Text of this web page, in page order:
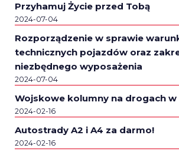
Przyhamuj Życie przed Tobą
2024-07-04
Rozporządzenie w sprawie
technicznych pojazdów oraz
niezbędnego wyposażenia
2024-07-04
Wojskowe kolumny na drogach w
2024-02-16
Autostrady A2 i A4 za darmo!
2024-02-16